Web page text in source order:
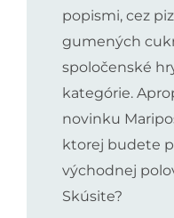
popismi, cez
gumených
spoločenské
kategórie.
novinku
ktorej budete
východnej
Skúsite?